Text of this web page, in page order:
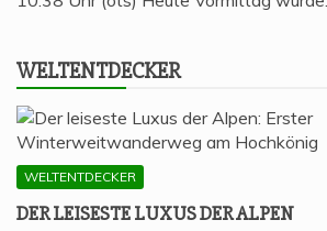
WELT­ENT­DE­CKER
WELTENTDECKER
DER LEI­SES­TE LUXUS DER ALPEN